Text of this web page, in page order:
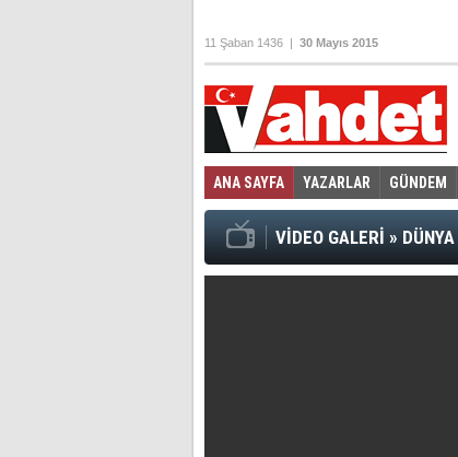
11 Şaban 1436 | 30 Mayıs 2015
ANA SAYFA YAZARLAR GÜNDEM
Foto Galeri Video Galeri
VİDEO GALERİ » DÜNYA